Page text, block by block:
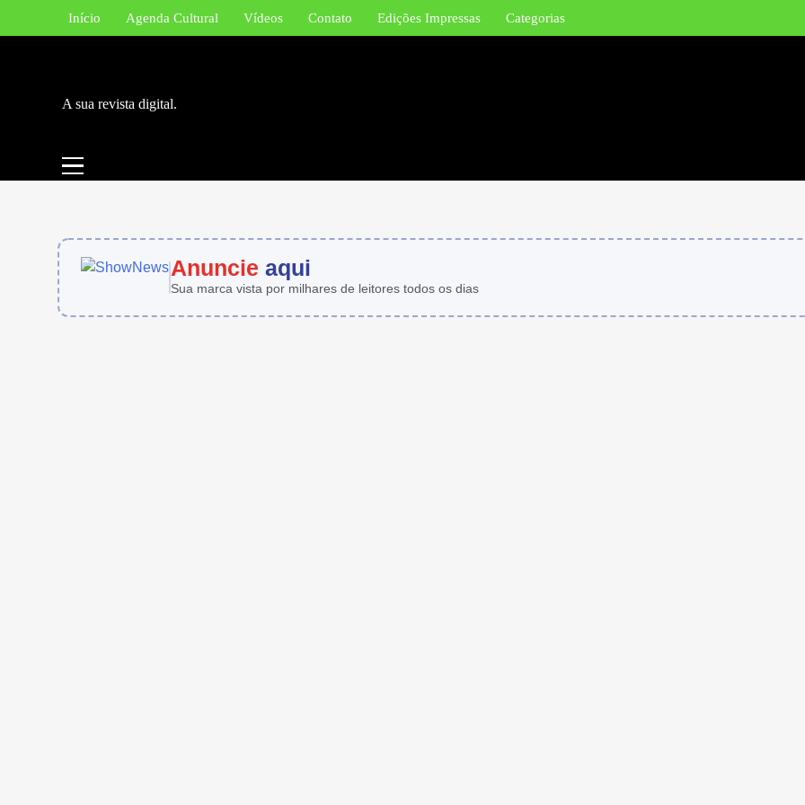
Início Agenda Cultural Vídeos Contato Edições Impressas Categorias
A sua revista digital.
Anuncie aqui
Sua marca vista por milhares de leitores todos os dias